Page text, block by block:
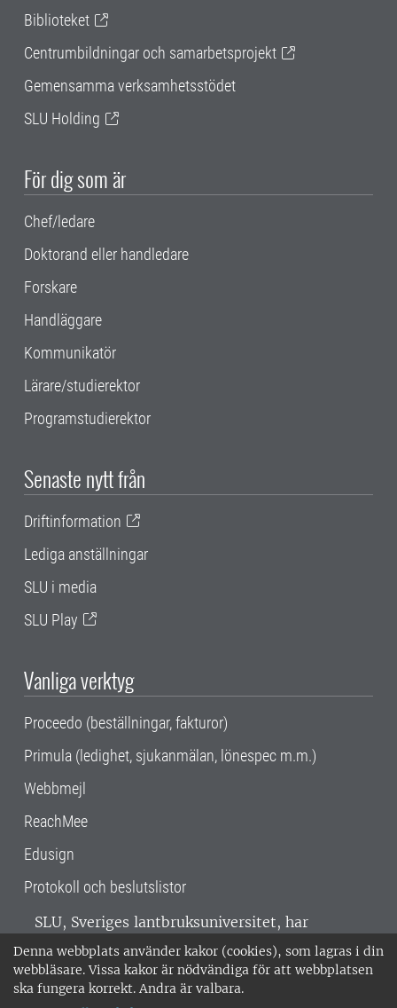
Denna webbplats använder kakor (cookies), som lagras i din
webbläsare. Vissa kakor är nödvändiga för att webbplatsen
ska fungera korrekt. Andra är valbara.
Biblioteket
Centrumbildningar och samarbetsprojekt
Gemensamma verksamhetsstödet
SLU Holding
För dig som är
Chef/ledare
Doktorand eller handledare
Forskare
Handläggare
Kommunikatör
Lärare/studierektor
Programstudierektor
Senaste nytt från
Driftinformation
Lediga anställningar
SLU i media
SLU Play
Vanliga verktyg
Proceedo (beställningar, fakturor)
Primula (ledighet, sjukanmälan, lönespec m.m.)
Webbmejl
ReachMee
Edusign
Protokoll och beslutslistor
SLU, Sveriges lantbruksuniversitet, har
verksamhet över hela Sverige. Huvudorter är
Alnarp, Uppsala och Umeå.SLU är
miljöcertifierat enligt ISO 14001. •